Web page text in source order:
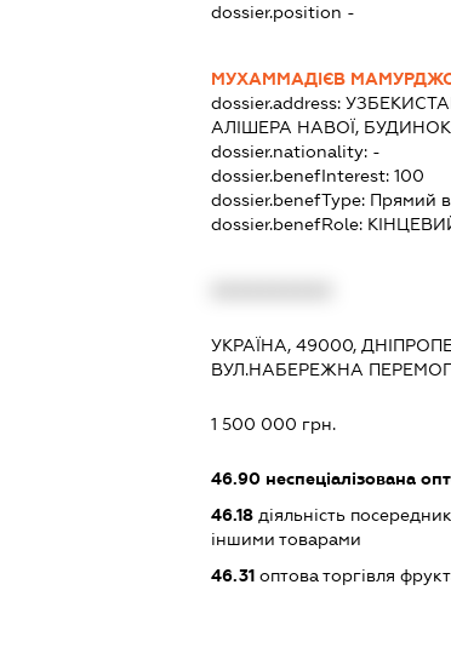
dossier.position -
МУХАММАДІЄВ
dossier.address:
АЛІШЕРА НАВОЇ, БУДИНОК
dossier.nationality: -
dossier.benefInterest: 100
dossier.benefType: Прямий
dossier.benefRole:
УКРАЇНА, 49000,
ВУЛ.НАБЕРЕЖНА
1 500 000 грн.
46.90неспеціалізована
46.18діяльність
іншими товарами
46.31оптова торгівля